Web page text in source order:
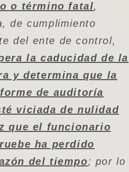
o término fatal,
de cumplimiento
del ente de control,
la caducidad de la
y determina que la
de auditoría
viciada de nulidad
que el funcionario
ha perdido
del tiempo; por lo